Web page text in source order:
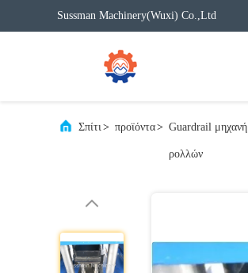
Sussman Machinery(Wuxi) Co.,Ltd
Σπίτι> προϊόντα> Guardrail μηχανή
ρολλών